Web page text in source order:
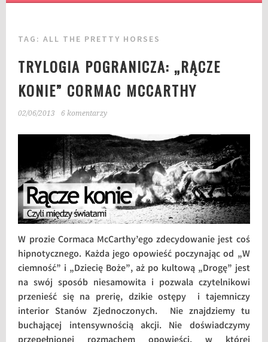
TAG:ALL THE PRETTY HORSES
TRYLOGIA POGRANICZA: „RĄCZE
KONIE” CORMAC MCCARTHY
02/06/2013 6 komentarzy
W prozie Cormaca McCarthy’ego zdecydowanie jest coś
hipnotycznego. Każda jego opowieść poczynając od „W
ciemność” i „Dziecię Boże”, aż po kultową „Drogę” jest
na swój sposób niesamowita i pozwala czytelnikowi
przenieść się na prerię, dzikie ostępy i tajemniczy
interior Stanów Zjednoczonych. Nie znajdziemy tu
buchającej intensywnością akcji. Nie doświadczymy